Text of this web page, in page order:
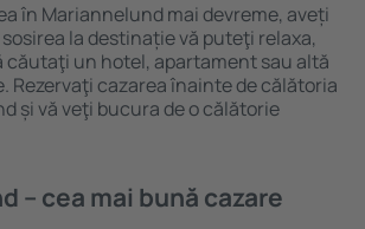
în Mariannelund mai devreme, aveți
la destinație vă puteţi relaxa,
căutaţi un hotel, apartament sau altă
Rezervaţi cazarea înainte de călătoria
și vă veţi bucura de o călătorie
– cea mai bună cazare